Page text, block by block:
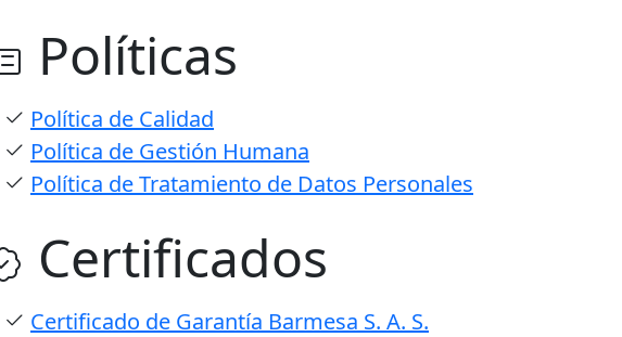
Políticas
Política de Calidad
Política de Gestión Humana
Política de Tratamiento de Datos Personales
Certificados
Certificado de Garantía Barmesa S. A. S.